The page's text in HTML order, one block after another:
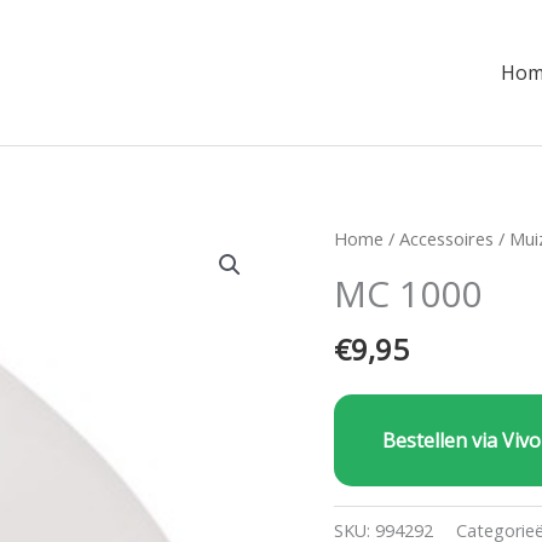
Home /Accessoires /
MC 1000
€9,95
Bestellen via
SKU: 994292